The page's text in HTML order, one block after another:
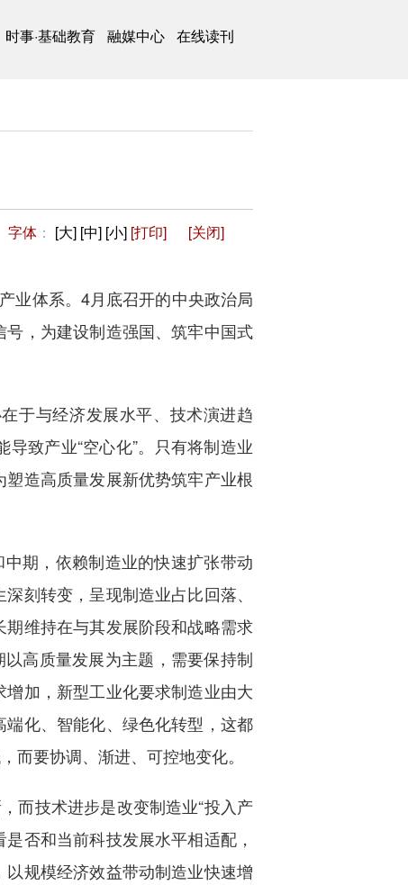
时事·基础教育 融媒中心 在线读刊
字体 ： [大] [中] [小] [打印] [关闭]
业体系。4月底召开的中央政治局
，为建设制造强国、筑牢中国式
于与经济发展水平、技术演进趋
致产业“空心化”。只有将制造业
造高质量发展新优势筑牢产业根
期，依赖制造业的快速扩张带动
刻转变，呈现制造业占比回落、
维持在与其发展阶段和战略需求
高质量发展为主题，需要保持制
加，新型工业化要求制造业由大
化、智能化、绿色化转型，这都
要协调、渐进、可控地变化。
而技术进步是改变制造业“投入产
否和当前科技发展水平相适配，
规模经济效益带动制造业快速增